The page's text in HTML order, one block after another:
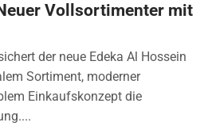
Vollsortimenter mit
der neue Edeka Al Hossein
Sortiment, moderner
Einkaufskonzept die